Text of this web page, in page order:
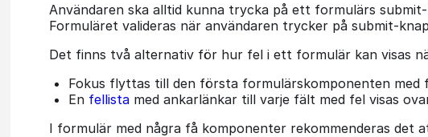
Användaren ska alltid kunna trycka på ett formulärs
Formuläret valideras när användaren trycker på submit-
Det finns två alternativ för hur fel i ett formulär kan visas
Fokus flyttas till den första formulärskomponenten med
En fellista med ankarlänkar till varje fält med fel visas
I formulär med några få komponenter rekommenderas